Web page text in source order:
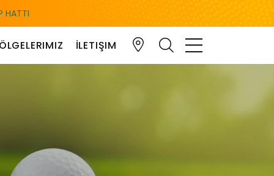
HATTI
İLETIŞIM